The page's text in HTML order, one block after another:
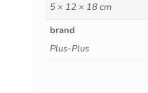
5 × 12 × 18 cm
brand
Plus-Plus